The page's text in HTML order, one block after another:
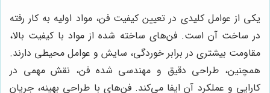
یکی از عوامل کلیدی در تعیین کیفیت فن، مواد اولیه به کار رفته
در ساخت آن است. فن‌های ساخته شده از مواد با کیفیت بالا،
مقاومت بیشتری در برابر خوردگی، سایش و عوامل محیطی دارند.
همچنین، طراحی دقیق و مهندسی شده فن، نقش مهمی در
کارایی و عملکرد آن ایفا می‌کند. فن‌های با طراحی بهینه، جریان